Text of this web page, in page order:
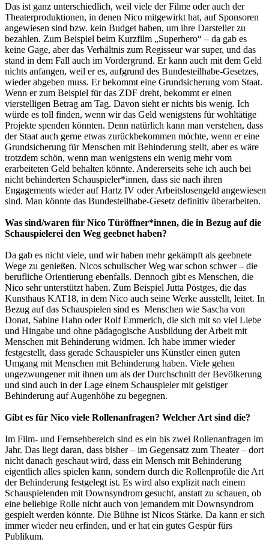
Das ist ganz unterschiedlich, weil viele der Filme oder auch der
Theaterproduktionen, in denen Nico mitgewirkt hat, auf Sponsoren
angewiesen sind bzw. kein Budget haben, um ihre Darsteller zu
bezahlen. Zum Beispiel beim Kurzfilm „Superhero“ – da gab es
keine Gage, aber das Verhältnis zum Regisseur war super, und das
stand in dem Fall auch im Vordergrund. Er kann auch mit dem Geld
nichts anfangen, weil er es, aufgrund des Bundesteilhabe-Gesetzes,
wieder abgeben muss. Er bekommt eine Grundsicherung vom Staat.
Wenn er zum Beispiel für das ZDF dreht, bekommt er einen
vierstelligen Betrag am Tag. Davon sieht er nichts bis wenig. Ich
würde es toll finden, wenn wir das Geld wenigstens für wohltätige
Projekte spenden könnten. Denn natürlich kann man verstehen, dass
der Staat auch gerne etwas zurückbekommen möchte, wenn er eine
Grundsicherung für Menschen mit Behinderung stellt, aber es wäre
trotzdem schön, wenn man wenigstens ein wenig mehr vom
erarbeiteten Geld behalten könnte. Andererseits sehe ich auch bei
nicht behinderten Schauspieler*innen, dass sie nach ihren
Engagements wieder auf Hartz IV oder Arbeitslosengeld angewiesen
sind. Man könnte das Bundesteilhabe-Gesetz definitiv überarbeiten.
Was sind/waren für Nico Türöffner*innen, die in Bezug auf die
Schauspielerei den Weg geebnet haben?
Da gab es nicht viele, und wir haben mehr gekämpft als geebnete
Wege zu genießen. Nicos schulischer Weg war schon schwer – die
berufliche Orientierung ebenfalls. Dennoch gibt es Menschen, die
Nico sehr unterstützt haben. Zum Beispiel Jutta Pöstges, die das
Kunsthaus KAT18, in dem Nico auch seine Werke ausstellt, leitet. In
Bezug auf das Schauspielen sind es Menschen wie Sascha von
Donat, Sabine Hahn oder Rolf Emmerich, die sich mit so viel Liebe
und Hingabe und ohne pädagogische Ausbildung der Arbeit mit
Menschen mit Behinderung widmen. Ich habe immer wieder
festgestellt, dass gerade Schauspieler uns Künstler einen guten
Umgang mit Menschen mit Behinderung haben. Viele gehen
ungezwungener mit ihnen um als der Durchschnitt der Bevölkerung
und sind auch in der Lage einem Schauspieler mit geistiger
Behinderung auf Augenhöhe zu begegnen.
Gibt es für Nico viele Rollenanfragen? Welcher Art sind die?
Im Film- und Fernsehbereich sind es ein bis zwei Rollenanfragen im
Jahr. Das liegt daran, dass bisher – im Gegensatz zum Theater – dort
nicht danach geschaut wird, dass ein Mensch mit Behinderung
eigentlich alles spielen kann, sondern durch die Rollenprofile die Art
der Behinderung festgelegt ist. Es wird also explizit nach einem
Schauspielenden mit Downsyndrom gesucht, anstatt zu schauen, ob
eine beliebige Rolle nicht auch von jemandem mit Downsyndrom
gespielt werden könnte. Die Bühne ist Nicos Stärke. Da kann er sich
immer wieder neu erfinden, und er hat ein gutes Gespür fürs
Publikum.